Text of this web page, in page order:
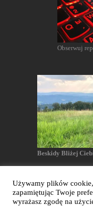
Obserwuj
Beskidy Bliżej
Reporter NTR - Wszelkie
Używamy plików cookie,
zapamiętując Twoje
wyrażasz zgodę na